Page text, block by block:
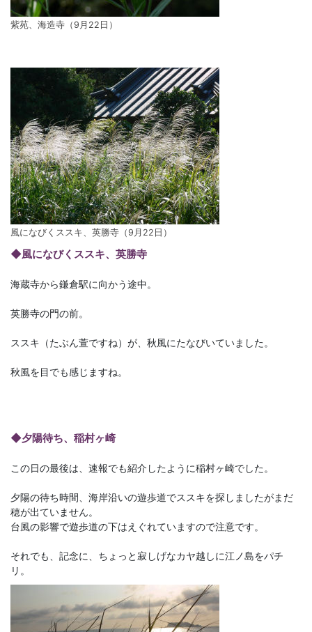
紫苑、海造寺（9月22日）
風になびくススキ、英勝寺（9月22日）
◆風になびくススキ、英勝寺
海蔵寺から鎌倉駅に向かう途中。
英勝寺の門の前。
ススキ（たぶん萱ですね）が、秋風にたなびいていました。
秋風を目でも感じますね。
◆夕陽待ち、稲村ヶ崎
この日の最後は、速報でも紹介したように稲村ヶ崎でした。
夕陽の待ち時間、海岸沿いの遊歩道でススキを探しましたがまだ
穂が出ていません。
台風の影響で遊歩道の下はえぐれていますので注意です。
それでも、記念に、ちょっと寂しげなカヤ越しに江ノ島をパチ
リ。